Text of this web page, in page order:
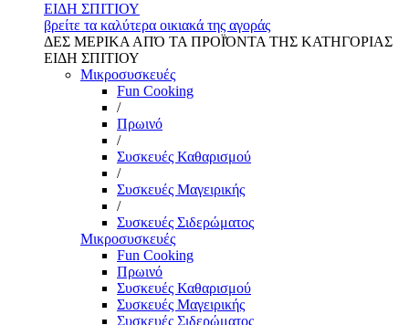
ΕΙΔΗ ΣΠΙΤΙΟΥ
βρείτε τα καλύτερα οικιακά της αγοράς
ΔΕΣ ΜΕΡΙΚΑ ΑΠΌ ΤΑ ΠΡΟΪΌΝΤΑ ΤΗΣ ΚΑΤΗΓΟΡΙΑΣ
ΕΙΔΗ ΣΠΙΤΙΟΥ
Μικροσυσκευές
Fun Cooking
/
Πρωινό
/
Συσκευές Καθαρισμού
/
Συσκευές Μαγειρικής
/
Συσκευές Σιδερώματος
Μικροσυσκευές
Fun Cooking
Πρωινό
Συσκευές Καθαρισμού
Συσκευές Μαγειρικής
Συσκευές Σιδερώματος